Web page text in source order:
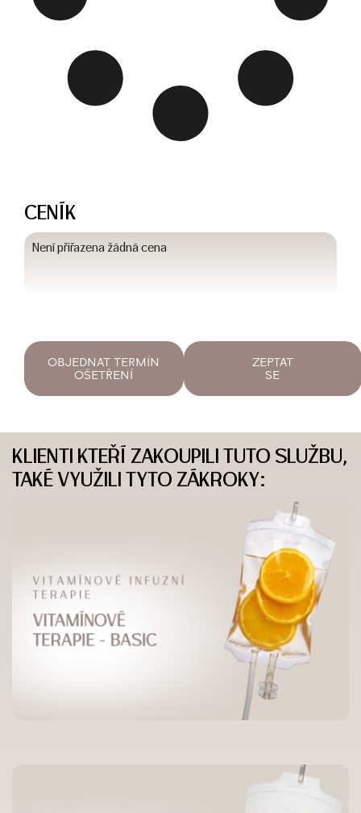
CENÍK
Není přiřazena žádná cena
OBJEDNAT TERMÍN
OŠETŘENÍ
ZEPTAT
SE
KLIENTI KTEŘÍ ZAKOUPILI TUTO SLUŽBU,
TAKÉ VYUŽILI TYTO ZÁKROKY: